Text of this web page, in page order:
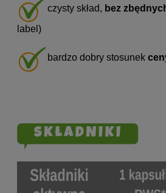
czysty skład, bez
label)
bardzo dobry stosunek